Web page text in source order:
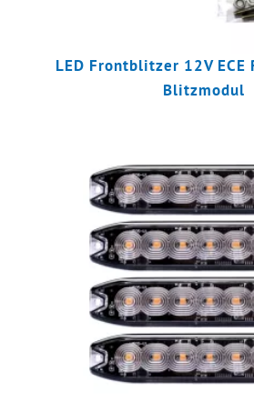
LED Frontblitzer 12V ECE
Blitzmodul